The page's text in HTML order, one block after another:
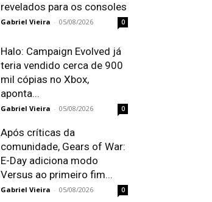
revelados para os consoles
Gabriel Vieira - 05/08/2026 0
Halo: Campaign Evolved já
teria vendido cerca de 900
mil cópias no Xbox,
aponta...
Gabriel Vieira - 05/08/2026 0
Após críticas da
comunidade, Gears of War:
E-Day adiciona modo
Versus ao primeiro fim...
Gabriel Vieira - 05/08/2026 0